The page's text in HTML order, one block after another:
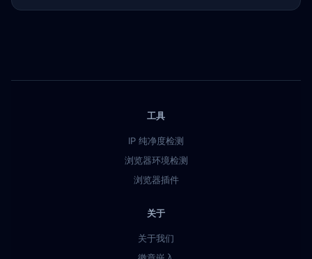
工具
IP 纯净度检测
浏览器环境检测
浏览器插件
关于
关于我们